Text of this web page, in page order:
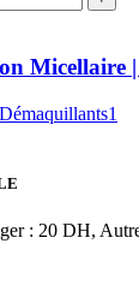
Micellaire
: 20 DH,